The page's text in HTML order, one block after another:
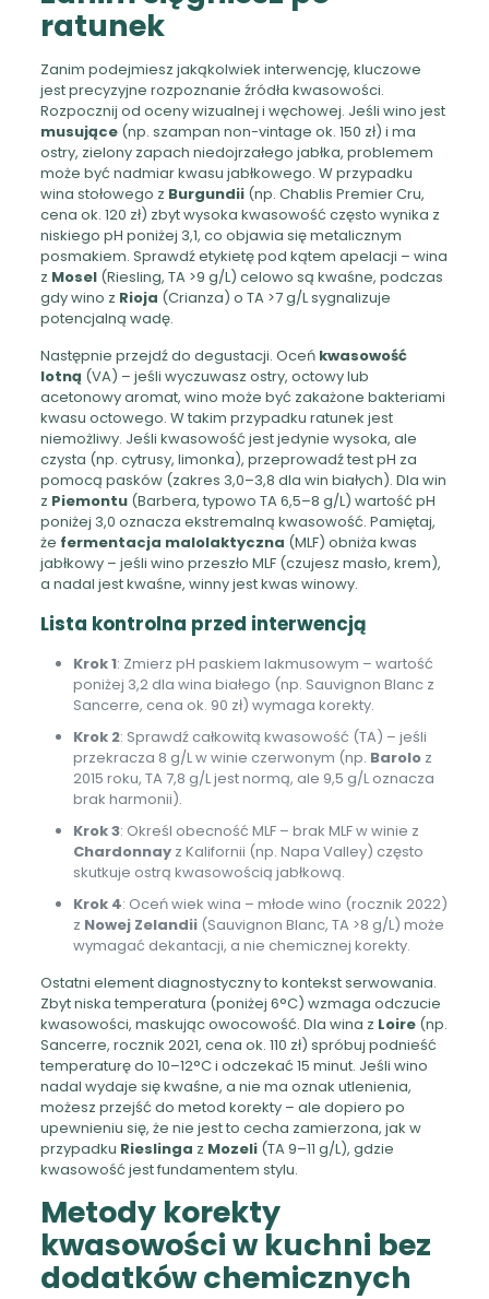
ratunek
Zanim podejmiesz jakąkolwiek interwencję, kluczowe
jest precyzyjne rozpoznanie źródła kwasowości.
Rozpocznij od oceny wizualnej i węchowej. Jeśli wino jest
musujące(np. szampan non-vintage ok. 150 zł) i ma
ostry, zielony zapach niedojrzałego jabłka, problemem
może być nadmiar kwasu jabłkowego. W przypadku
wina stołowego z Burgundii(np. Chablis Premier Cru,
cena ok. 120 zł) zbyt wysoka kwasowość często wynika z
niskiego pH poniżej 3,1, co objawia się metalicznym
posmakiem. Sprawdź etykietę pod kątem apelacji – wina
z Mosel(Riesling, TA >9 g/L) celowo są kwaśne, podczas
gdy wino z Rioja (Crianza) o TA >7 g/L sygnalizuje
potencjalną wadę.
Następnie przejdź do degustacji. Oceń kwasowość
lotną (VA) – jeśli wyczuwasz ostry, octowy lub
acetonowy aromat, wino może być zakażone bakteriami
kwasu octowego. W takim przypadku ratunek jest
niemożliwy. Jeśli kwasowość jest jedynie wysoka, ale
czysta (np. cytrusy, limonka), przeprowadź test pH za
pomocą pasków (zakres 3,0–3,8 dla win białych). Dla win
z Piemontu(Barbera, typowo TA 6,5–8 g/L) wartość pH
poniżej 3,0 oznacza ekstremalną kwasowość. Pamiętaj,
że fermentacja malolaktyczna (MLF) obniża kwas
jabłkowy – jeśli wino przeszło MLF (czujesz masło, krem),
a nadal jest kwaśne, winny jest kwas winowy.
Lista kontrolna przed interwencją
Krok 1: Zmierz pH paskiem lakmusowym – wartość
poniżej 3,2 dla wina białego (np. Sauvignon Blanc z
Sancerre, cena ok. 90 zł) wymaga korekty.
Krok 2: Sprawdź całkowitą kwasowość (TA) – jeśli
przekracza 8 g/L w winie czerwonym (np. Baroloz
2015 roku, TA 7,8 g/L jest normą, ale 9,5 g/L oznacza
brak harmonii).
Krok 3: Określ obecność MLF – brak MLF w winie z
Chardonnayz Kalifornii (np. Napa Valley) często
skutkuje ostrą kwasowością jabłkową.
Krok 4: Oceń wiek wina – młode wino (rocznik 2022)
z Nowej Zelandii(Sauvignon Blanc, TA >8 g/L) może
wymagać dekantacji, a nie chemicznej korekty.
Ostatni element diagnostyczny to kontekst serwowania.
Zbyt niska temperatura (poniżej 6°C) wzmaga odczucie
kwasowości, maskując owocowość. Dla wina z Loire(np.
Sancerre, rocznik 2021, cena ok. 110 zł) spróbuj podnieść
temperaturę do 10–12°C i odczekać 15 minut. Jeśli wino
nadal wydaje się kwaśne, a nie ma oznak utlenienia,
możesz przejść do metod korekty – ale dopiero po
upewnieniu się, że nie jest to cecha zamierzona, jak w
przypadku Rieslinga z Mozeli(TA 9–11 g/L), gdzie
kwasowość jest fundamentem stylu.
Metody korekty
kwasowości w kuchni bez
dodatków chemicznych